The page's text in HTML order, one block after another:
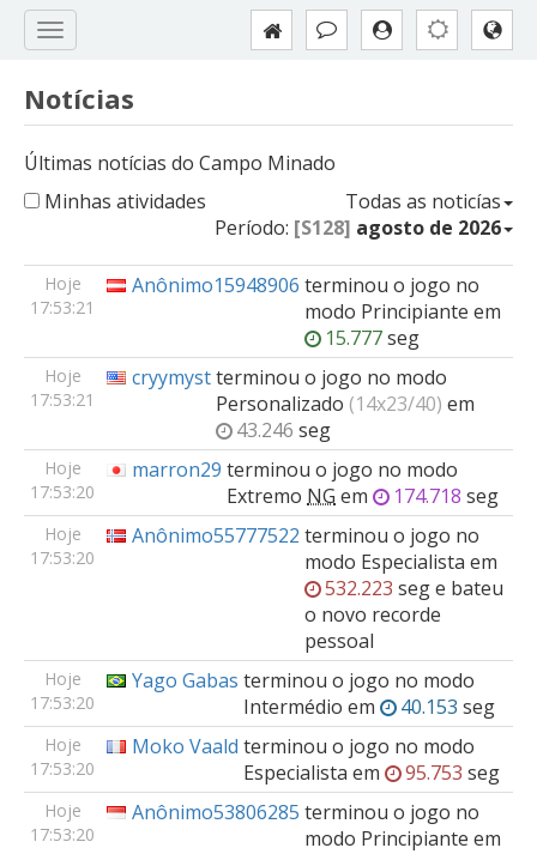
Notícias
Últimas notícias do Campo Minado
Minhas atividades
Todas as noticías
Período: [S128] agosto de 2026
Hoje
17:53:21
Anônimo15948906 terminou o jogo no
modo Principiante em
15.777seg
Hoje
17:53:21
cryymystterminou o jogo no modo
Personalizado (14x23/40) em
43.246 seg
Hoje
17:53:20
marron29 terminou o jogo no modo
Extremo NG em 174.718 seg
Hoje
17:53:20
Anônimo55777522 terminou o jogo no
modo Especialista em
532.223 seg e bateu
o novo recorde
pessoal
Hoje
17:53:20
Yago Gabas terminou o jogo no modo
Intermédio em 40.153 seg
Hoje
17:53:20
Moko Vaald terminou o jogo no modo
Especialista em 95.753 seg
Hoje
17:53:20
Anônimo53806285 terminou o jogo no
modo Principiante em